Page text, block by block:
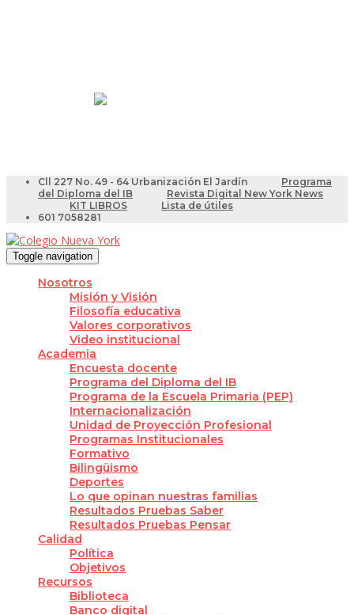
Cll 227 No. 49 - 64 Urbanización El Jardín
Programa
del Diploma del IB
Revista Digital New York News
KIT LIBROS
Lista de útiles
601 7058281
Toggle navigation
Nosotros
Misión y Visión
Filosofía educativa
Valores corporativos
Video institucional
Academia
Encuesta docente
Programa del Diploma del IB
Programa de la Escuela Primaria (PEP)
Internacionalización
Unidad de Proyección Profesional
Programas Institucionales
Formativo
Bilingüismo
Deportes
Lo que opinan nuestras familias
Resultados Pruebas Saber
Resultados Pruebas Pensar
Calidad
Política
Objetivos
Recursos
Biblioteca
Banco digital